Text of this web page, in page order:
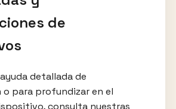
de
detallada de
para profundizar en el
consulta nuestras